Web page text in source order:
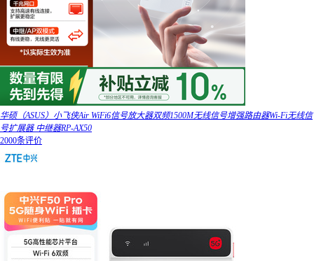
华硕（ASUS）小飞侠Air WiFi6信号放大器双频1500M无线信号增强路由器Wi-Fi无线信
号扩展器 中继器RP-AX50
2000条评价